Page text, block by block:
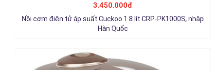
3.450.000đ
Nồi cơm điện tử áp suất Cuckoo 1.8 lít CRP-PK1000S, nhập
Hàn Quốc
Chi tiết